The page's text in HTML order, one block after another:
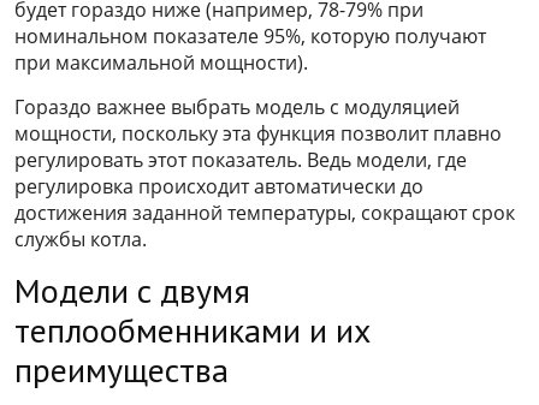
будет гораздо ниже (например, 78-79% при
номинальном показателе 95%, которую получают
при максимальной мощности).
Гораздо важнее выбрать модель с модуляцией
мощности, поскольку эта функция позволит плавно
регулировать этот показатель. Ведь модели, где
регулировка происходит автоматически до
достижения заданной температуры, сокращают срок
службы котла.
Модели с двумя
теплообменниками и их
преимущества